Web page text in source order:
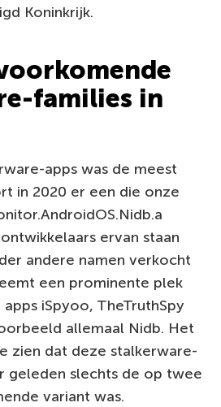
Koninkrijk.
families in
apps was de meest
in 2020 er een die onze
ervan staan
andere namen verkocht
een prominente plek
iSpyoo, TheTruthSpy
allemaal Nidb. Het
zien dat deze stalkerware-
geleden slechts de op twee
variant was.